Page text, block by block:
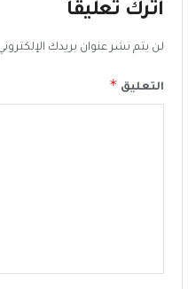
اترك تعليقاً
لن يتم نشر عنوان بريدك
التعليق *